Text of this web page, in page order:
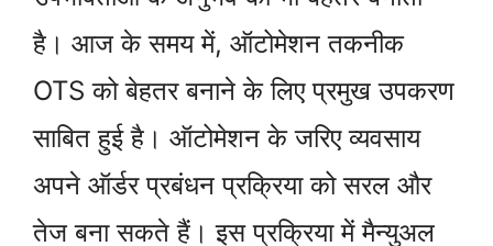
है। आज के समय में, ऑटोमेशन तकनीक
OTS को बेहतर बनाने के लिए प्रमुख उपकरण
साबित हुई है। ऑटोमेशन के जरिए व्यवसाय
अपने ऑर्डर प्रबंधन प्रक्रिया को सरल और
तेज बना सकते हैं। इस प्रक्रिया में मैन्युअल